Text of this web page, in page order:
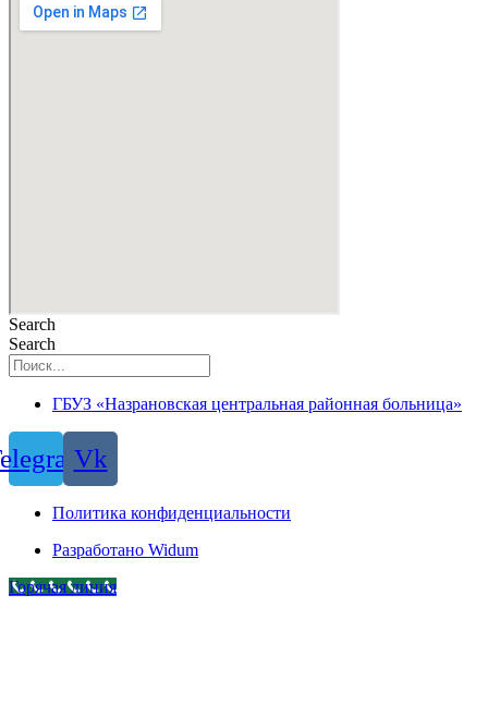
Search
Search
ГБУЗ «Назрановская центральная районная больница»
Vk
Политика конфиденциальности
Разработано Widum
Горячая линия